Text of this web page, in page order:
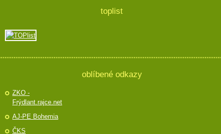
toplist
oblíbené odkazy
ZKO -
Frýdlant.rajce.net
AJ-PE Bohemia
ČKS